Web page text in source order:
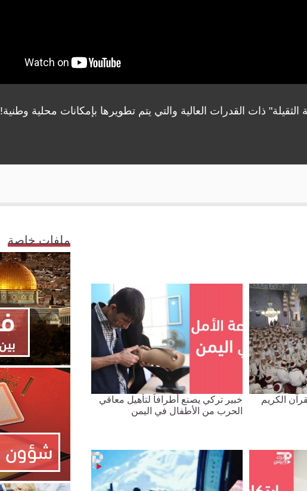
ذات القدرات العالية والتي يتم تطويرها بإمكانات محلية وطنية!
الكريم
خبير تركي يصنع أطرافاً لتأهيل معاقي
الحرب من الأطفال في اليمن
ملفات خاصة